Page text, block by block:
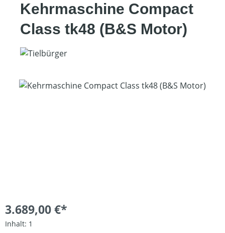
Kehrmaschine Compact
Class tk48 (B&S Motor)
Bildergalerie überspringen
3.689,00 €*
Inhalt: 1